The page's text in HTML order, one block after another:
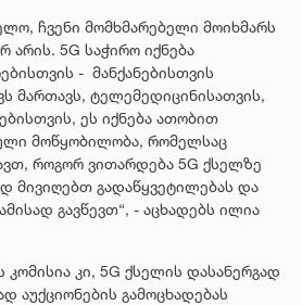
ჩვენი მომხმარებელი მოიხმარს
არის. 5G საჭირო იქნება
- მანქანებისთვის
მართავს, ტელემედიცინისათვის,
ეს იქნება ათობით
მოწყობილობა, რომელსაც
როგორ ვითარდება 5G ქსელზე
მივიღებთ გადაწყვეტილებას და
გავწევთ“, - აცხადებს ილია
კომისია კი, 5G ქსელის დასანერგად
აუქციონების გამოცხადებას